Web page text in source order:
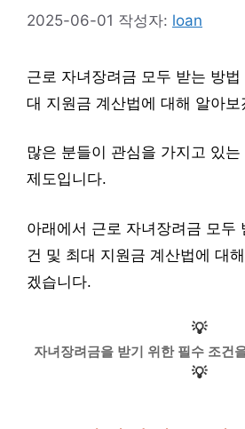
2025-06-01 작성자: loan
근로 자녀장려금 모두 받는 방법
대 지원금 계산법에 대해 알아보
많은 분들이 관심을 가지고 있
제도입니다.
아래에서 근로 자녀장려금 모두
건 및 최대 지원금 계산법에 대
겠습니다.
💡
자녀장려금을 받기 위한 필수 조건
💡